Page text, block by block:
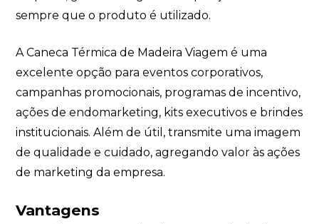
sempre que o produto é utilizado.
A Caneca Térmica de Madeira Viagem é uma
excelente opção para eventos corporativos,
campanhas promocionais, programas de incentivo,
ações de endomarketing, kits executivos e brindes
institucionais. Além de útil, transmite uma imagem
de qualidade e cuidado, agregando valor às ações
de marketing da empresa.
Vantagens